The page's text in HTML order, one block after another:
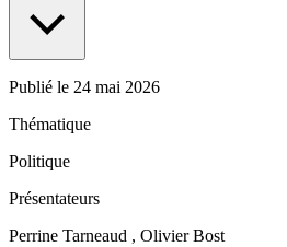
Publié le 24 mai 2026
Thématique
Politique
Présentateurs
Perrine Tarneaud , Olivier Bost